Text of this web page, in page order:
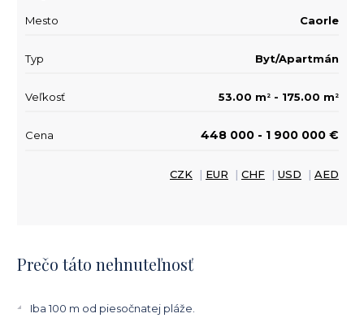
Prečo táto nehnuteľnosť
Iba 100 m od piesočnatej pláže.
Mesto Caorle
Typ Byt/Apartmán
Veľkosť 53.00 m 2 - 175.00 m 2
Cena 448 000 - 1 900 000 €
CZK | EUR | CHF | USD | AED